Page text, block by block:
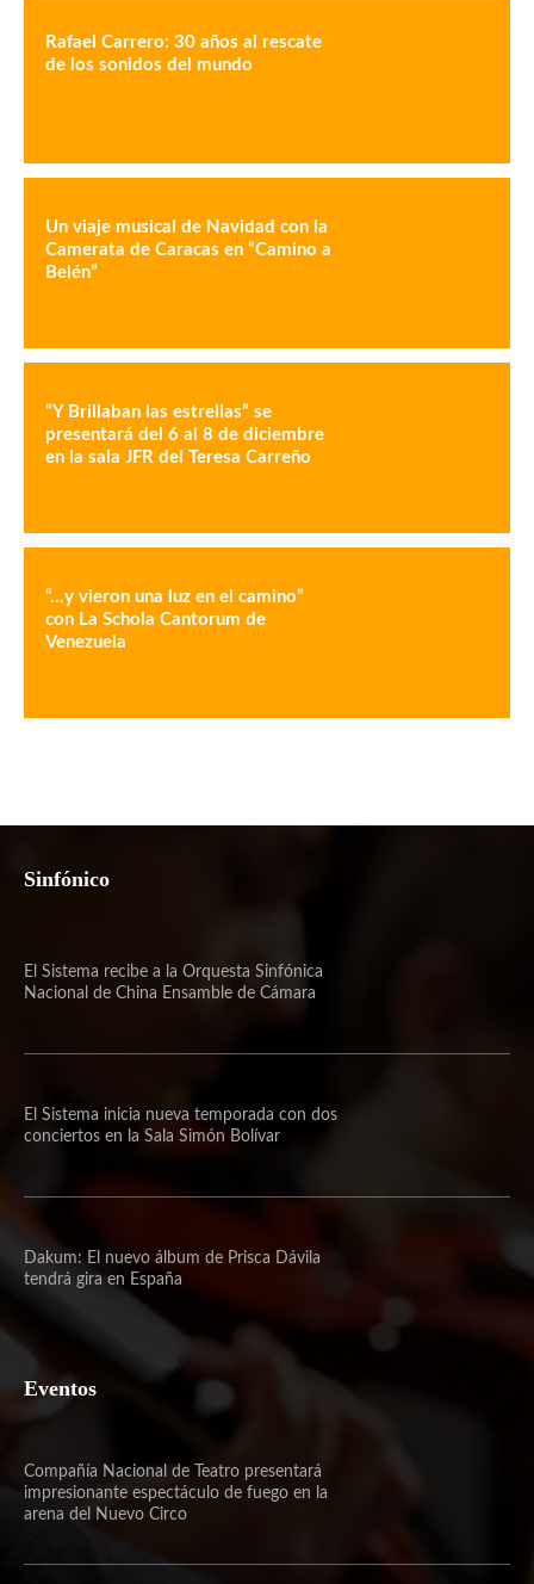
Rafael Carrero: 30 años al rescate
de los sonidos del mundo
Un viaje musical de Navidad con la
Camerata de Caracas en “Camino a
Belén”
“Y Brillaban las estrellas” se
presentará del 6 al 8 de diciembre
en la sala JFR del Teresa Carreño
“…y vieron una luz en el camino”
con La Schola Cantorum de
Venezuela
Sinfónico
El Sistema recibe a la Orquesta Sinfónica
Nacional de China Ensamble de Cámara
El Sistema inicia nueva temporada con dos
conciertos en la Sala Simón Bolívar
Dakum: El nuevo álbum de Prisca Dávila
tendrá gira en España
Eventos
Compañía Nacional de Teatro presentará
impresionante espectáculo de fuego en la
arena del Nuevo Circo